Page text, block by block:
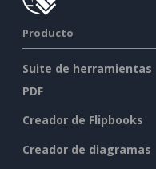
Producto
Suite de herramientas
PDF
Creador de Flipbooks
Creador de diagramas